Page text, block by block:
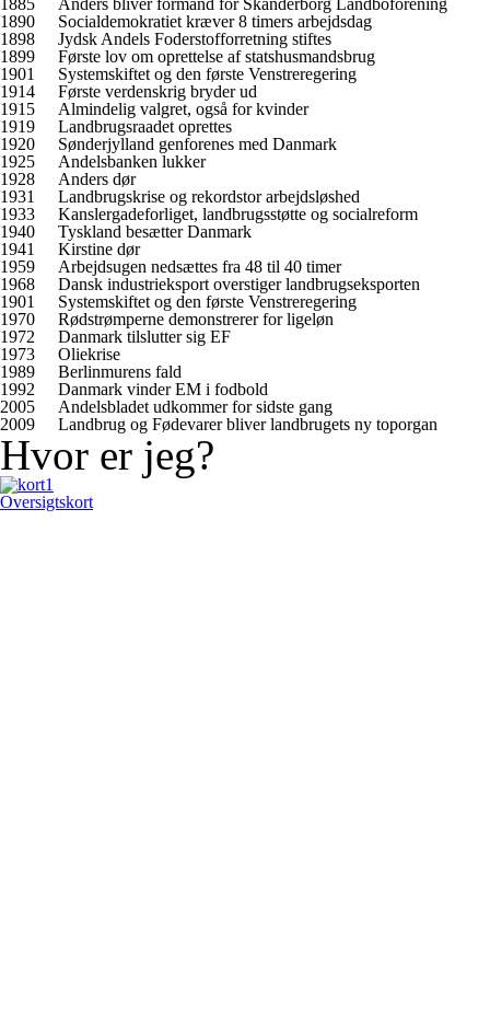
1885
Anders bliver formand for Skanderborg Landboforening
1890
Socialdemokratiet kræver 8 timers arbejdsdag
1898
Jydsk Andels Foderstofforretning stiftes
1899
Første lov om oprettelse af statshusmandsbrug
1901
Systemskiftet og den første Venstreregering
1914
Første verdenskrig bryder ud
1915
Almindelig valgret, også for kvinder
1919
Landbrugsraadet oprettes
1920
Sønderjylland genforenes med Danmark
1925
Andelsbanken lukker
1928
Anders dør
1931
Landbrugskrise og rekordstor arbejdsløshed
1933
Kanslergadeforliget, landbrugsstøtte og socialreform
1940
Tyskland besætter Danmark
1941
Kirstine dør
1959
Arbejdsugen nedsættes fra 48 til 40 timer
1968
Dansk industrieksport overstiger landbrugseksporten
1901
Systemskiftet og den første Venstreregering
1970
Rødstrømperne demonstrerer for ligeløn
1972
Danmark tilslutter sig EF
1973
Oliekrise
1989
Berlinmurens fald
1992
Danmark vinder EM i fodbold
2005
Andelsbladet udkommer for sidste gang
2009
Landbrug og Fødevarer bliver landbrugets ny toporgan
Hvor er jeg?
Oversigtskort